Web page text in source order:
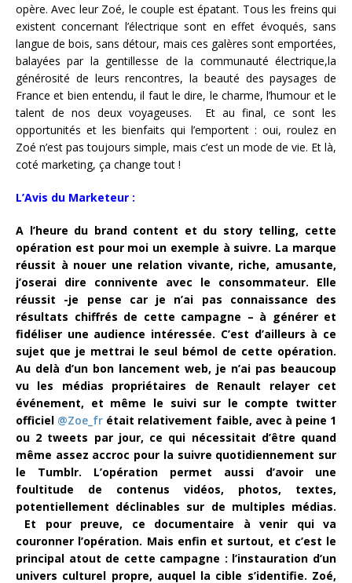
opère. Avec leur Zoé, le couple est épatant. Tous les freins qui
existent concernant l’électrique sont en effet évoqués, sans
langue de bois, sans détour, mais ces galères sont emportées,
balayées par la gentillesse de la communauté électrique,la
générosité de leurs rencontres, la beauté des paysages de
France et bien entendu, il faut le dire, le charme, l’humour et le
talent de nos deux voyageuses. Et au final, ce sont les
opportunités et les bienfaits qui l’emportent : oui, roulez en
Zoé n’est pas toujours simple, mais c’est un mode de vie. Et là,
coté marketing, ça change tout !
L’Avis du Marketeur :
A l’heure du brand content et du story telling, cette
opération est pour moi un exemple à suivre. La marque
réussit à nouer une relation vivante, riche, amusante,
j’oserai dire connivente avec le consommateur. Elle
réussit -je pense car je n’ai pas connaissance des
résultats chiffrés de cette campagne – à générer et
fidéliser une audience intéressée. C’est d’ailleurs à ce
sujet que je mettrai le seul bémol de cette opération.
Au delà d’un bon lancement web, je n’ai pas beaucoup
vu les médias propriétaires de Renault relayer cet
événement, et même le suivi sur le compte twitter
officiel @Zoe_fr était relativement faible, avec à peine 1
ou 2 tweets par jour, ce qui nécessitait d’être quand
même assez accroc pour la suivre quotidiennement sur
le Tumblr. L’opération permet aussi d’avoir une
foultitude de contenus vidéos, photos, textes,
potentiellement déclinables sur de multiples médias.
Et pour preuve, ce documentaire à venir qui va
couronner l’opération. Mais enfin et surtout, et c’est le
principal atout de cette campagne : l’instauration d’un
univers culturel propre, auquel la cible s’identifie. Zoé,